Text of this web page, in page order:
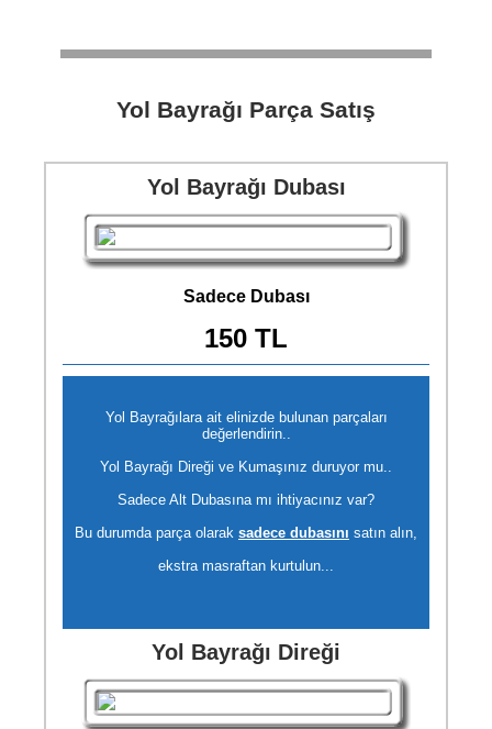
Yol Bayrağı Parça Satış
Yol Bayrağı Dubası
Sadece Dubası
150 TL
Yol Bayrağılara ait elinizde bulunan parçaları
değerlendirin..
Yol Bayrağı Direği ve Kumaşınız duruyor mu..
Sadece Alt Dubasına mı ihtiyacınız var?
Bu durumda parça olarak sadece dubasını satın alın,
ekstra masraftan kurtulun...
Yol Bayrağı Direği